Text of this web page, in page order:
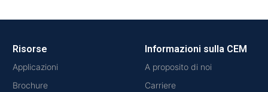
Risorse
Applicazioni
Brochure
Informazioni sulla CEM
A proposito di noi
Carriere